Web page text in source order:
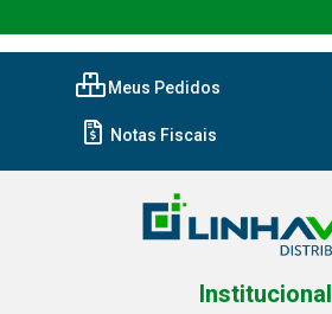
Meus Pedidos
Notas Fiscais
Institucional